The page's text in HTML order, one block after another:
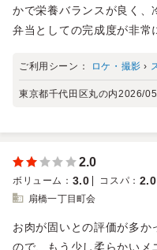
かで栄養バランスが良く、
弁当としての完成度が非常
ご利用シーン： ロケ・撮影 ›
東京都千代田区丸の内2026/
2.0
ボリューム ： 3.0 コスパ ： 2.0
扇橋一丁目町会
お肉が固いとの評価が多か
ので、もう少し柔らかい